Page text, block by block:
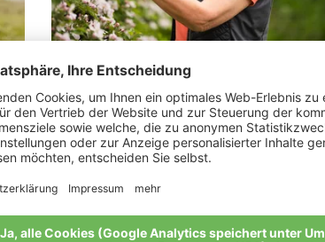
Alber Rita
„Mit Leidenschaft bei der Arbeit“
Meine Geschichte
Alle Bio-Bauern im Überblick